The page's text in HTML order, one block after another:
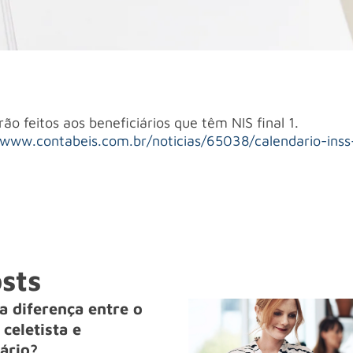
feitos aos beneficiários que têm NIS final 1.
noticias/65038/calendario-
diferença entre o
e